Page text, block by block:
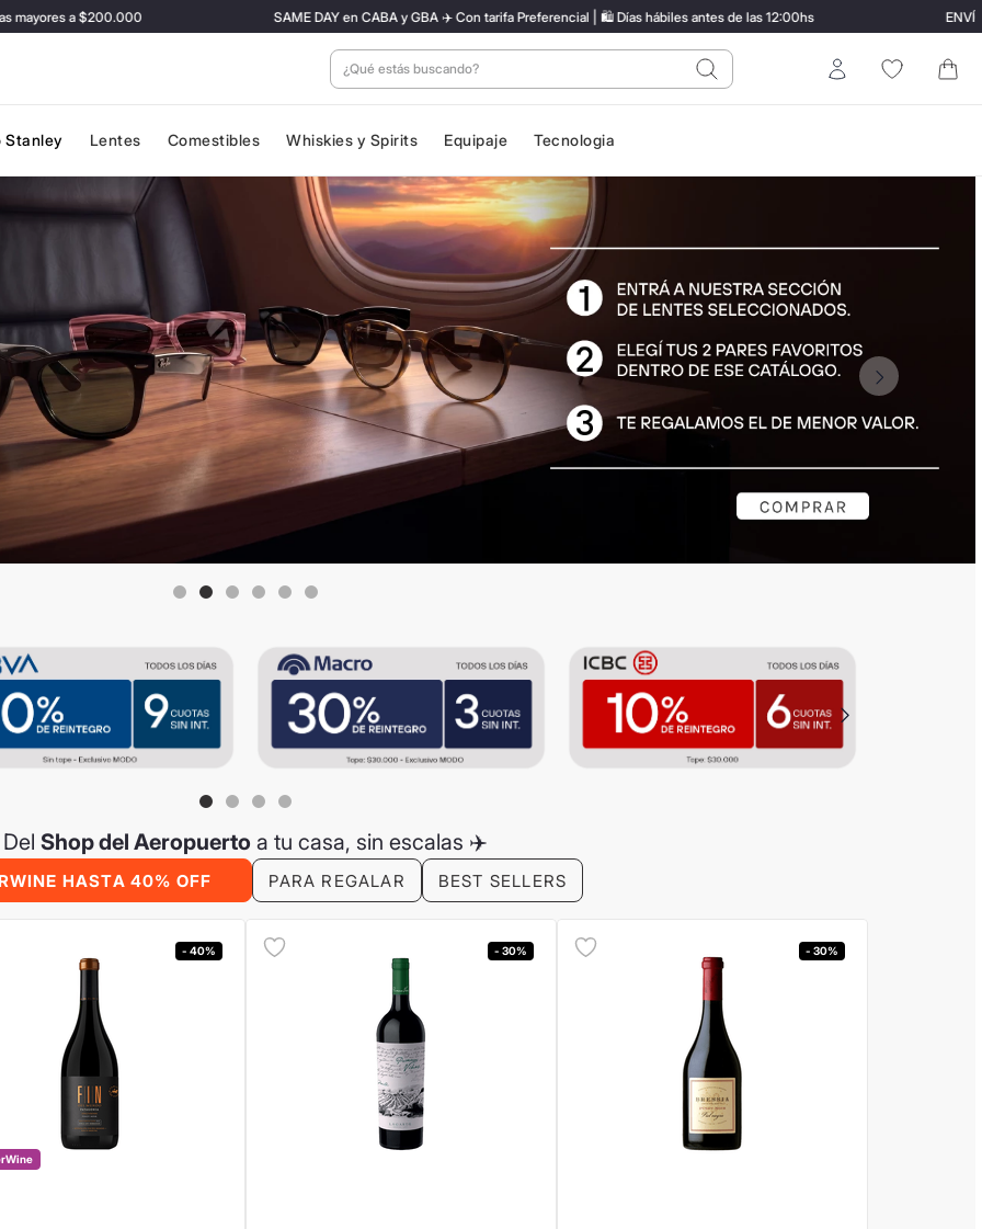
a $200.000 SAME DAY en CABA y GBA ✈️ Con tarifa Preferencial | 🛍️ Días hábiles antes de las 12:00hs ENVÍO
¿Qué estás buscando? Entrar
Stanley Lentes Comestibles Whiskies y Spirits Equipaje Tecnologia
Del Shop del Aeropuerto a tu casa, sin escalas ✈️
HASTA 40% OFF PARA REGALAR BEST SELLERS
- 40% - 30% - 30%